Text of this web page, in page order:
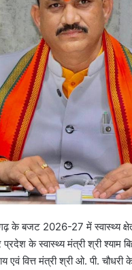
के बजट 2026-27 में स्वास्थ्य
प्रदेश के स्वास्थ्य मंत्री श्री श्याम
एवं वित्त मंत्री श्री ओ. पी. चौधरी